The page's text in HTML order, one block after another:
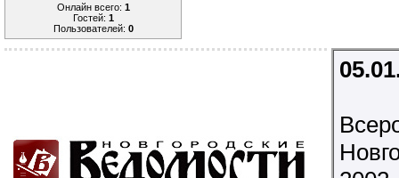
Онлайн всего: 1
Гостей: 1
Пользователей: 0